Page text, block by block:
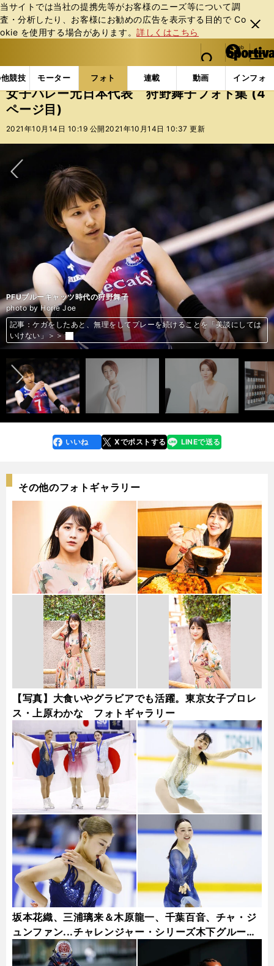
当サイトでは当社の提携先等がお客様のニーズ等について調
査・分析したり、お客様にお勧めの広告を表⽰する⽬的で Co
okie を使⽤する場合があります。詳しくはこちら
閉じ
る
web Sportiva (webスポルティーバ)
検索
マイペ
ー
ジ
メニュ
競技 モーター フォト 連載 動画 インフォ
b
ス
ポ
ル
バ
フォトギャラリー コラムフォト 女子バレー元日本
女子バレー元日本代表 狩野舞子フォト集 (4
ページ目)
2021年10月14日 10:19 公開 2021年10月14日 10:37 更新
女子バレー元日本代表の狩野舞子
記事：ケガをしたあと、無理をしてプレーを続けることを「美談にしては
いけない」＞＞
女子バレー元日本代表の狩野舞子
記事：ケガをしたあと、無理をしてプレーを続けることを「美談にしては
いけない」＞＞
久光製薬（現・久光）スプリングス時代の狩野舞子
記事：ケガをしたあと、無理をしてプレーを続けることを「美談にしては
いけない」＞＞
PFUブルーキャッツ時代の狩野舞子
photo by Horie Joe
記事：ケガをしたあと、無理をしてプレーを続けることを「美談にしては
いけない」＞＞
女子バレー元日本代表の狩野舞子
記事：ケガをしたあと、無理をしてプレーを続けることを「美談にしては
いけない」＞＞
女子バレー元日本代表の狩野舞子
記事：ケガをしたあと、無理をしてプレーを続けることを「美談にしては
いけない」＞＞
女子バレー元日本代表の狩野舞子
記事：ケガをしたあと、無理をしてプレーを続けることを「美談にしては
いけない」＞＞
前へ
faceboo
k
いいね Xでポストする
line LINEで送る
その他のフォトギャラリー
【写真】大食いやグラビアでも活躍。東京女子プロレ
ス・上原わかな フォトギャラリー
坂本花織、三浦璃来＆木原龍一、千葉百音、チャ・ジ
ュンファン...チャレンジャー・シリーズ木下グループ
杯フォトギャラリー